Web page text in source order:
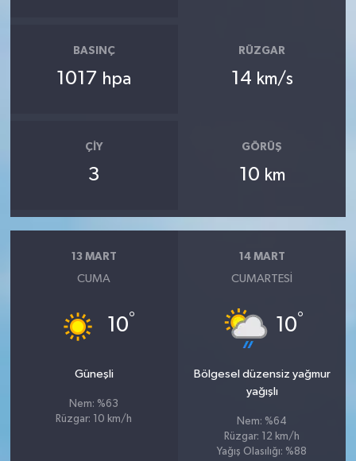
BASINÇ
1017 hpa
RÜZGAR
14 km/s
ÇIY
3
GÖRÜŞ
10 km
13 MART
CUMA
10°
Güneşli
Nem: %63
Rüzgar: 10 km/h
14 MART
CUMARTESI
10°
Bölgesel düzensiz yağmur
yağışlı
Nem: %64
Rüzgar: 12 km/h
Yağış Olasılığı: %88